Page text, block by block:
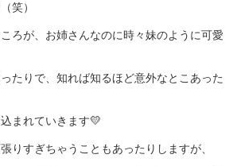
笑）
ろが、お姉さんなのに時々妹のように可愛
たりで、知れば知るほど意外なとこあった
まれていきます💛
りすぎちゃうこともあったりしますが、